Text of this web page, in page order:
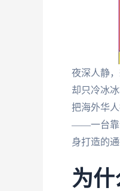
夜深人静
却只冷冰
把海外华
——一台靠
身打造的通
为什